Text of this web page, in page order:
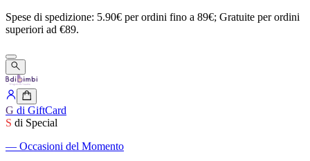
Spese di spedizione: 5.90€ perordini fino a 89€; Gratuite perordini
superiori ad €89.
G di GiftCard
S di Special
― Occasioni del Momento